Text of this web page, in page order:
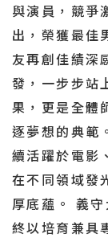
與演員，競爭
出，榮獲最佳
友再創佳績深
發，一步步站
果，更是全體
逐夢想的典範
續活躍於電影
在不同領域發
厚底蘊。 義
終以培育兼具